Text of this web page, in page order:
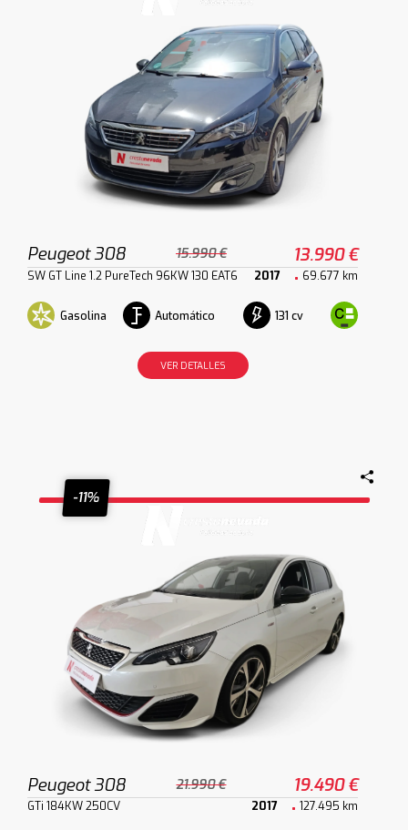
Peugeot 308 15.990 € 13.990 €
SW GT Line 1.2 PureTech 96KW 130 EAT6 2017 69.677 km
Gasolina Automático 131 cv
VER DETALLES
-11%
Peugeot 308 21.990 € 19.490 €
GTi 184KW 250CV 2017 127.495 km